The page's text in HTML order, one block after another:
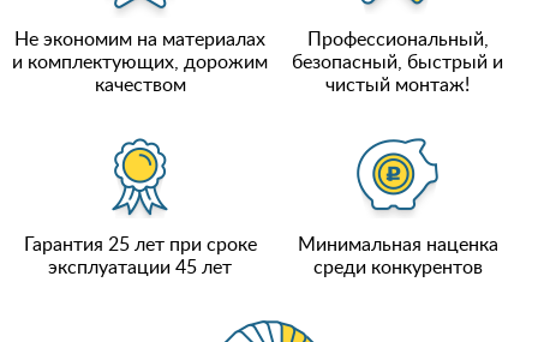
Не экономим на материалах
и комплектующих, дорожим
качеством
Профессиональный,
безопасный, быстрый и
чистый монтаж!
Гарантия 25 лет при сроке
эксплуатации 45 лет
Минимальная наценка
среди конкурентов